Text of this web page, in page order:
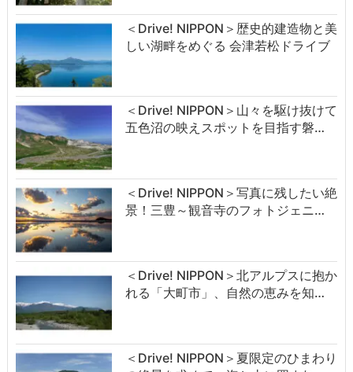
＜Drive! NIPPON＞歴史的建造物と美
しい湖畔をめぐる 会津若松ドライブ
＜Drive! NIPPON＞山々を駆け抜けて
五色沼の映えスポットを目指す磐…
＜Drive! NIPPON＞写真に残したい絶
景！三豊～観音寺のフォトジェニ…
＜Drive! NIPPON＞北アルプスに抱か
れる「大町市」、自然の恵みを知…
＜Drive! NIPPON＞夏限定のひまわり